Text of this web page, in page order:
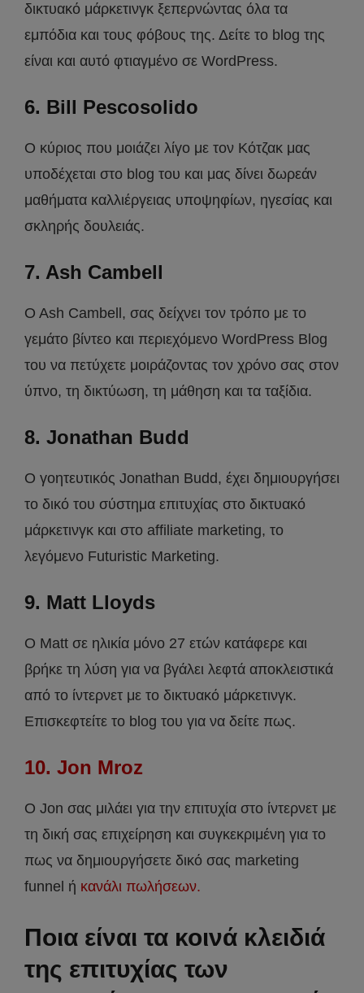
δικτυακό μάρκετινγκ ξεπερνώντας όλα τα
εμπόδια και τους φόβους της. Δείτε το blog της
είναι και αυτό φτιαγμένο σε WordPress.
6. Bill Pescosolido
O κύριος που μοιάζει λίγο με τον Κότζακ μας
υποδέχεται στο blog του και μας δίνει δωρεάν
μαθήματα καλλιέργειας υποψηφίων, ηγεσίας και
σκληρής δουλειάς.
7. Ash Cambell
O Ash Cambell, σας δείχνει τον τρόπο με το
γεμάτο βίντεο και περιεχόμενο WordPress Blog
του να πετύχετε μοιράζοντας τον χρόνο σας στον
ύπνο, τη δικτύωση, τη μάθηση και τα ταξίδια.
8. Jonathan Budd
O γοητευτικός Jonathan Budd, έχει δημιουργήσει
το δικό του σύστημα επιτυχίας στο δικτυακό
μάρκετινγκ και στο affiliate marketing, το
λεγόμενο Futuristic Marketing.
9. Matt Lloyds
O Matt σε ηλικία μόνο 27 ετών κατάφερε και
βρήκε τη λύση για να βγάλει λεφτά αποκλειστικά
από το ίντερνετ με το δικτυακό μάρκετινγκ.
Επισκεφτείτε το blog του για να δείτε πως.
10. Jon Mroz
O Jon σας μιλάει για την επιτυχία στο ίντερνετ με
τη δική σας επιχείρηση και συγκεκριμένη για το
πως να δημιουργήσετε δικό σας marketing
funnel ή κανάλι πωλήσεων.
Ποια είναι τα κοινά κλειδιά
της επιτυχίας των